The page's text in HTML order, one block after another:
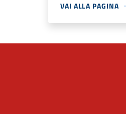
VAI ALLA PAGINA